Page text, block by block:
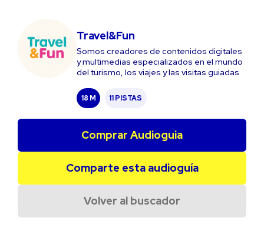
Travel&Fun
Somos creadores de contenidos digitales
y multimedias especializados en el mundo
del turismo, los viajes y las visitas guiadas
18 M 11 PISTAS
Comprar Audioguia
Comparte esta audioguía
Volver al buscador